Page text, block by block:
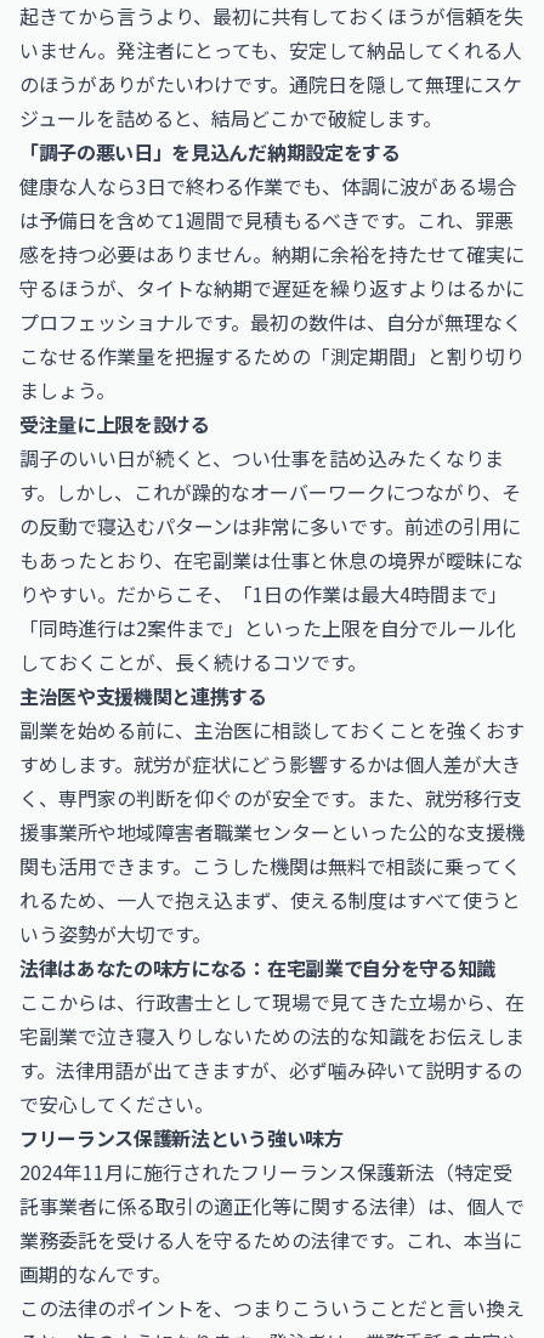
起きてから言うより、最初に共有しておくほうが信頼を失
いません。発注者にとっても、安定して納品してくれる人
のほうがありがたいわけです。通院日を隠して無理にスケ
ジュールを詰めると、結局どこかで破綻します。
「調子の悪い日」を見込んだ納期設定をする
健康な人なら3日で終わる作業でも、体調に波がある場合
は予備日を含めて1週間で見積もるべきです。これ、罪悪
感を持つ必要はありません。納期に余裕を持たせて確実に
守るほうが、タイトな納期で遅延を繰り返すよりはるかに
プロフェッショナルです。最初の数件は、自分が無理なく
こなせる作業量を把握するための「測定期間」と割り切り
ましょう。
受注量に上限を設ける
調子のいい日が続くと、つい仕事を詰め込みたくなりま
す。しかし、これが躁的なオーバーワークにつながり、そ
の反動で寝込むパターンは非常に多いです。前述の引用に
もあったとおり、在宅副業は仕事と休息の境界が曖昧にな
りやすい。だからこそ、「1日の作業は最大4時間まで」
「同時進行は2案件まで」といった上限を自分でルール化
しておくことが、長く続けるコツです。
主治医や支援機関と連携する
副業を始める前に、主治医に相談しておくことを強くおす
すめします。就労が症状にどう影響するかは個人差が大き
く、専門家の判断を仰ぐのが安全です。また、就労移行支
援事業所や地域障害者職業センターといった公的な支援機
関も活用できます。こうした機関は無料で相談に乗ってく
れるため、一人で抱え込まず、使える制度はすべて使うと
いう姿勢が大切です。
法律はあなたの味方になる：在宅副業で自分を守る知識
ここからは、行政書士として現場で見てきた立場から、在
宅副業で泣き寝入りしないための法的な知識をお伝えしま
す。法律用語が出てきますが、必ず噛み砕いて説明するの
で安心してください。
フリーランス保護新法という強い味方
2024年11月に施行されたフリーランス保護新法（特定受
託事業者に係る取引の適正化等に関する法律）は、個人で
業務委託を受ける人を守るための法律です。これ、本当に
画期的なんです。
この法律のポイントを、つまりこういうことだと言い換え